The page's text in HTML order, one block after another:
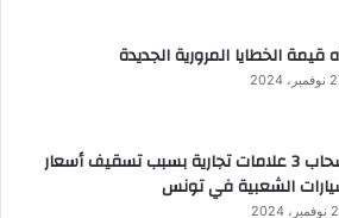
قيمة الخطايا المرورية الجديدة
2024
انسحاب 3 علامات تجارية بسبب تسقيف أسعار
الشعبية في تونس
2024